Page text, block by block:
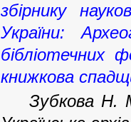
збірнику
України:
бібліотечних
книжкова
Зубкова Н.